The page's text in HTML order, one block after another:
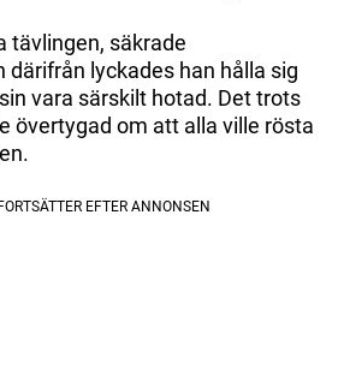
tävlingen, säkrade
lyckades han hålla sig
vara särskilt hotad. Det trots
övertygad om att alla ville rösta